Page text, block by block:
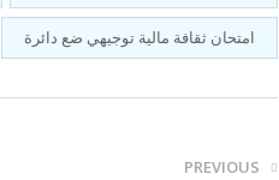
امتحان ثقافة مالية توجيهي ضع دائرة
PREVIOUS